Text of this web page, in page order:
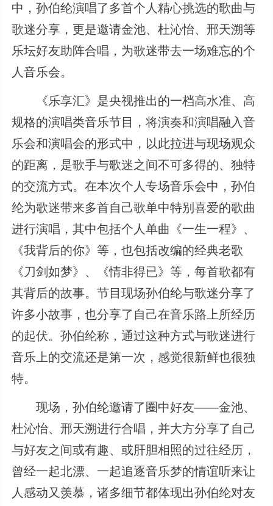
中，孙伯纶演唱了多首个人精心挑选的歌曲与
歌迷分享，更是邀请金池、杜沁怡、邢天溯等
乐坛好友助阵合唱，为歌迷带去一场难忘的个
人音乐会。
《乐享汇》是央视推出的一档高水准、高
规格的演唱类音乐节目，将演奏和演唱融入音
乐会和演唱会的形式中，以此拉进与现场观众
的距离，是歌手与歌迷之间不可多得的、独特
的交流方式。在本次个人专场音乐会中，孙伯
纶为歌迷带来多首自己歌单中特别喜爱的歌曲
进行演唱，其中包括个人单曲《一生一程》、
《我背后的你》等，也包括改编的经典老歌
《刀剑如梦》、《情非得已》等，每首歌都有
其背后的故事。节目现场孙伯纶与歌迷分享了
许多小故事，也分享了自己在音乐路上所经历
的起伏。孙伯纶称，通过这种方式与歌迷进行
音乐上的交流还是第一次，感觉很新鲜也很独
特。
现场，孙伯纶邀请了圈中好友——金池、
杜沁怡、邢天溯进行合唱，并大方分享了自己
与好友之间或有趣、或肝胆相照的过往经历，
曾经一起北漂、一起追逐音乐梦的情谊听来让
人感动又羡慕，诸多细节都体现出孙伯纶对友